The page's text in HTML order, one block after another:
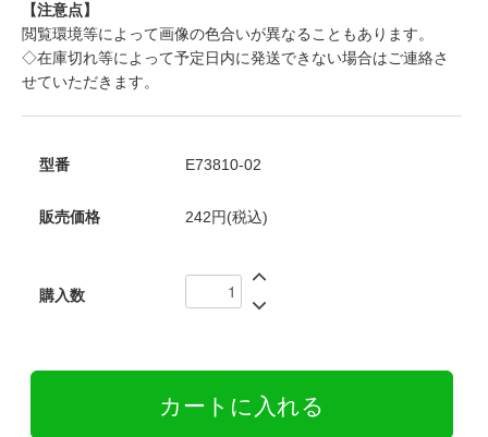
【注意点】
閲覧環境等によって画像の色合いが異なることもあります。
◇在庫切れ等によって予定日内に発送できない場合はご連絡さ
せていただきます。
型番 E73810-02
販売価格 242円(税込)
購入数